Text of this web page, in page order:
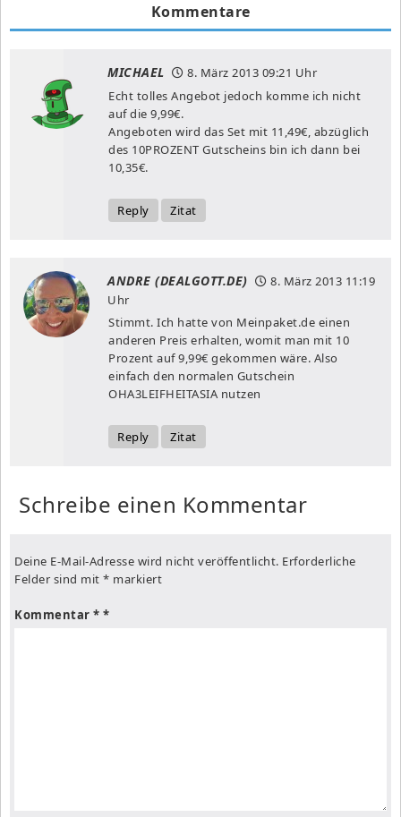
Kommentare
MICHAEL 8. März 2013 09:21 Uhr
Echt tolles Angebot jedoch komme ich nicht
auf die 9,99€.
Angeboten wird das Set mit 11,49€, abzüglich
des 10PROZENT Gutscheins bin ich dann bei
10,35€.
Reply Zitat
ANDRE (DEALGOTT.DE) 8. März 2013 11:19
Uhr
Stimmt. Ich hatte von Meinpaket.de einen
anderen Preis erhalten, womit man mit 10
Prozent auf 9,99€ gekommen wäre. Also
einfach den normalen Gutschein
OHA3LEIFHEITASIA nutzen
Reply Zitat
Schreibe einen Kommentar
Deine E-Mail-Adresse wird nicht veröffentlicht. Erforderliche
Felder sind mit * markiert
Kommentar *